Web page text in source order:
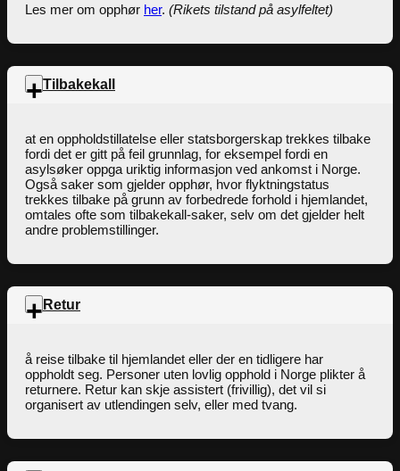
Les mer om opphør her. (Rikets tilstand på asylfeltet)
Tilbakekall
at en oppholdstillatelse eller statsborgerskap trekkes tilbake
fordi det er gitt på feil grunnlag, for eksempel fordi en
asylsøker oppga uriktig informasjon ved ankomst i Norge.
Også saker som gjelder opphør, hvor flyktningstatus
trekkes tilbake på grunn av forbedrede forhold i hjemlandet,
omtales ofte som tilbakekall-saker, selv om det gjelder helt
andre problemstillinger.
Retur
å reise tilbake til hjemlandet eller der en tidligere har
oppholdt seg. Personer uten lovlig opphold i Norge plikter å
returnere. Retur kan skje assistert (frivillig), det vil si
organisert av utlendingen selv, eller med tvang.